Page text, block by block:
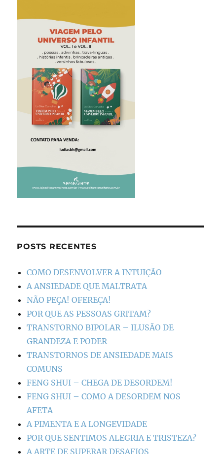
POSTS RECENTES
COMO DESENVOLVER A INTUIÇÃO
A ANSIEDADE QUE MALTRATA
NÃO PEÇA! OFEREÇA!
POR QUE AS PESSOAS GRITAM?
TRANSTORNO BIPOLAR – ILUSÃO DE
GRANDEZA E PODER
TRANSTORNOS DE ANSIEDADE MAIS
COMUNS
FENG SHUI – CHEGA DE DESORDEM!
FENG SHUI – COMO A DESORDEM NOS
AFETA
A PIMENTA E A LONGEVIDADE
POR QUE SENTIMOS ALEGRIA E TRISTEZA?
A ARTE DE SUPERAR DESAFIOS